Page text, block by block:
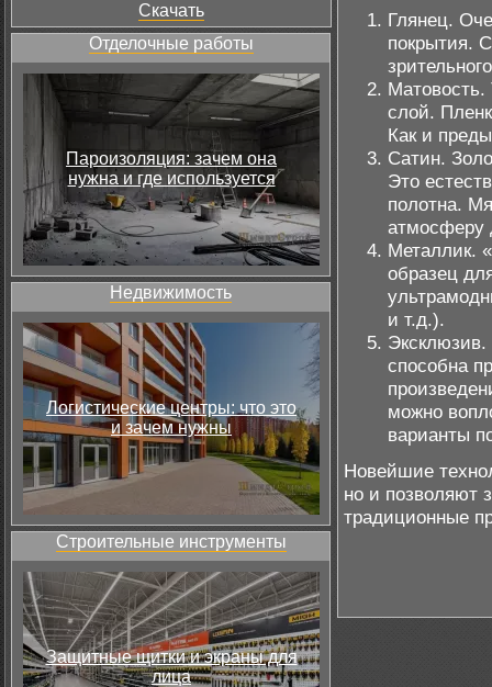
Скачать
Отделочные работы
Пароизоляция: зачем она
нужна и где используется
Недвижимость
Логистические центры: что это
и зачем нужны
Строительные инструменты
Защитные щитки и экраны для
лица
Глянец.
покрытия.
Матовость.
слой.
Как и
Сатин.
Это
полотна.
атмосферу
Металлик.
образец
и т.д.).
способна
можно
варианты
Новейшие
но и позволяют
традиционные